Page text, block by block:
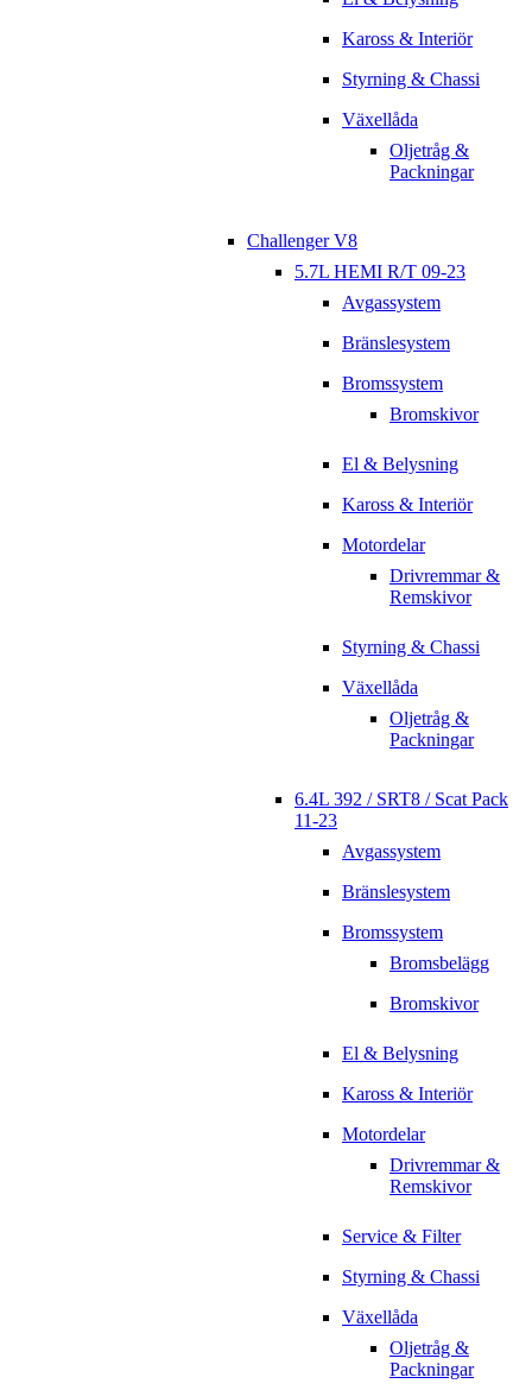
Kaross & Interiör
Styrning & Chassi
Växellåda
Oljetråg &
Packningar
Challenger V8
5.7L HEMI R/T 09-23
Avgassystem
Bränslesystem
Bromssystem
Bromskivor
El & Belysning
Kaross & Interiör
Motordelar
Drivremmar &
Remskivor
Styrning & Chassi
Växellåda
Oljetråg &
Packningar
6.4L 392 / SRT8 / Scat Pack
11-23
Avgassystem
Bränslesystem
Bromssystem
Bromsbelägg
Bromskivor
El & Belysning
Kaross & Interiör
Motordelar
Drivremmar &
Remskivor
Service & Filter
Styrning & Chassi
Växellåda
Oljetråg &
Packningar